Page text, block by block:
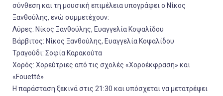
σύνθεση και τη μουσική επιμέλεια υπογράφει ο Νίκος
Ξανθούλης, ενώ συμμετέχουν:
Λύρες: Νίκος Ξανθούλης, Ευαγγελία Κοψαλίδου
Βάρβιτος: Νίκος Ξανθούλης, Ευαγγελία Κοψαλίδου
Τραγούδι: Σοφία Καρακούτα
Χορός: Χορεύτριες από τις σχολές «Χοροέκφραση» και
«Fouetté»
Η παράσταση ξεκινά στις 21:30 και υπόσχεται να μετατρέψει